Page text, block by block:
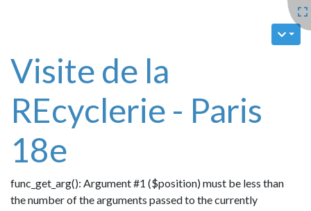
Visite de la
REcyclerie - Paris
18e
func_get_arg(): Argument #1 ($position) must be less than
the number of the arguments passed to the currently